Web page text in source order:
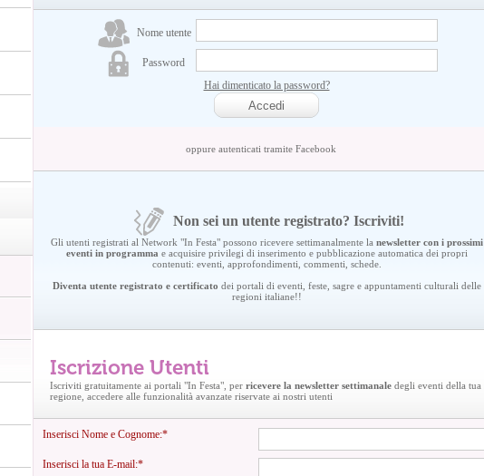
Nome utente
Password
Hai dimenticato la password?
oppure autenticati tramite Facebook
Non sei un utente registrato? Iscriviti!
Gli utenti registrati al Network "In Festa" possono ricevere settimanalmente la newsletter con i prossimi
eventi in programma e acquisire privilegi di inserimento e pubblicazione automatica dei propri
contenuti: eventi, approfondimenti, commenti, schede.
Diventa utente registrato e certificato dei portali di eventi, feste, sagre e appuntamenti culturali delle
regioni italiane!!
Iscrizione Utenti
Iscriviti gratuitamente ai portali "In Festa", per ricevere la newsletter settimanale degli eventi della tua
regione, accedere alle funzionalità avanzate riservate ai nostri utenti
Inserisci Nome e Cognome:*
Inserisci la tua E-mail:*